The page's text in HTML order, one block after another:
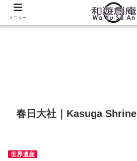
春日大社｜Kasuga Shrine
世界遺産
メニュー